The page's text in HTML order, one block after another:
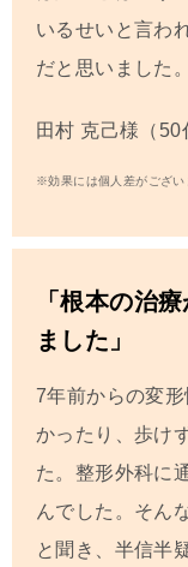
いるせいと言わ
だと思いました。
田村 克己様（50
※効果には個人差がござい
「根本の治
ました」
7年前からの変
かったり、歩け
た。整形外科に
んでした。 そん
と聞き、 半信半